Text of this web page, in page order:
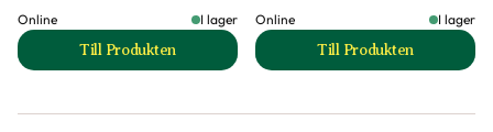
Online
I lager
Till Produkten
till Båge för fiberduk produktsida
Online
I lager
Till Produkten
till Fiberduk för